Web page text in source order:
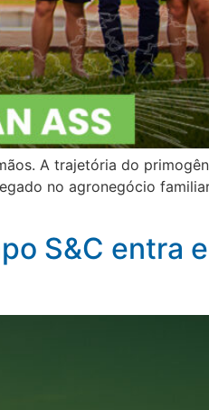
A trajetória do
no agronegócio
S&C entra